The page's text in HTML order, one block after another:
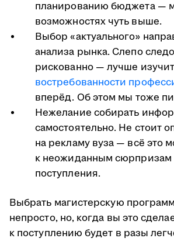
планированию бюджета —
возможностях чуть выше.
Выбор «актуального»
анализа рынка. Слепо
рискованно — лучше
востребованности
вперёд. Об этом мы тоже
Нежелание собирать
самостоятельно. Не стоит
на рекламу вуза — всё это
к неожиданным сюрпризам
поступления.
Выбрать магистерскую
непросто, но, когда вы это
к поступлению будет в разы